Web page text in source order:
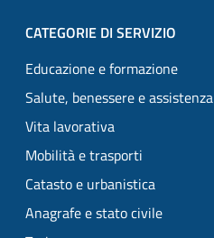
CATEGORIE DI SERVIZIO
Educazione e formazione
Salute, benessere e assistenza
Vita lavorativa
Mobilità e trasporti
Catasto e urbanistica
Anagrafe e stato civile